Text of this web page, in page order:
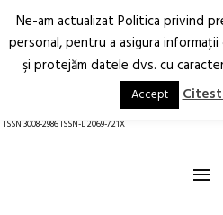
Arhitectură.
Oraș.
ISSN 3008-2986 ISSN-L 2069-721X
≡
Ne-am actualizat Politica privind
personal, pentru a asigura
şi protejăm datele dvs. cu
Accept